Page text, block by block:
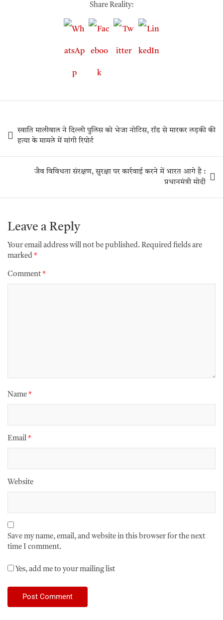
Share Reality:
स्वाति मालीवाल ने दिल्ली पुलिस को भेजा नोटिस, रॉड से मारकर लड़की की
हत्या के मामले में मांगी रिपोर्ट
जैव विविधता संरक्षण, सुरक्षा पर कार्रवाई करने में भारत आगे है :
प्रधानमंत्री मोदी
Leave a Reply
Your email address will not be published. Required fields are
marked *
Comment *
Name *
Email *
Website
Save my name, email, and website in this browser for the next
time I comment.
Yes, add me to your mailing list